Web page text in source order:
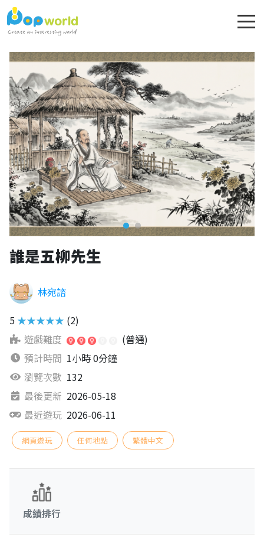
誰是五柳先生
林宛諮
5 ★★★★★ (2)
遊戲難度
(普通)
預計時間 1小時 0分鐘
瀏覽次數 132
最後更新 2026-05-18
最近遊玩 2026-06-11
網頁遊玩 任何地點 繁體中文
成績排行